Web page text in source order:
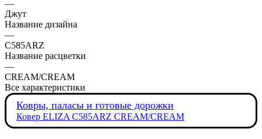
—
Джут
Название дизайна
—
C585ARZ
Название расцветки
—
CREAM/CREAM
Все характеристики
Ковры, паласы и готовые дорожки
Ковер ELIZA C585ARZ CREAM/CREAM